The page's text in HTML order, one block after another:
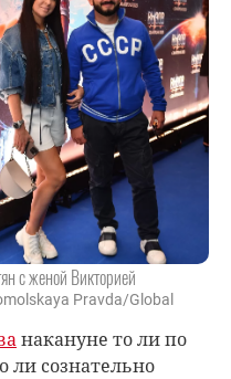
с женой Викторией
Pravda/Global
накануне то ли по
ли сознательно